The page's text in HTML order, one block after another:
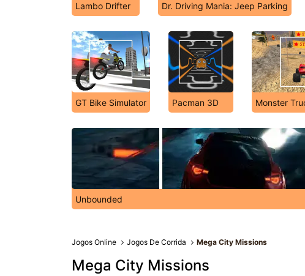
Lambo Drifter Dr. Driving Mania: Jeep Parking
GT Bike Simulator Pacman 3D Monster
Unbounded
Jogos Online Jogos De Corrida Mega City Missions
Mega City Missions